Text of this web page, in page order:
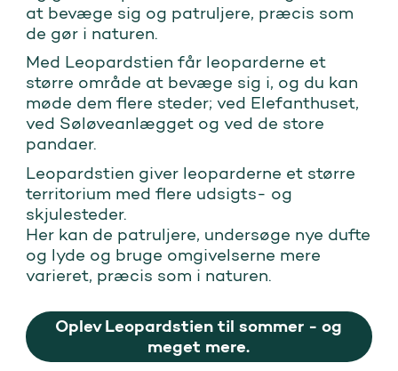
at bevæge sig og patruljere, præcis som
de gør i naturen.
Med Leopardstien får leoparderne et
større område at bevæge sig i, og du kan
møde dem flere steder; ved Elefanthuset,
ved Søløveanlægget og ved de store
pandaer.
Leopardstien giver leoparderne et større
territorium med flere udsigts- og
skjulesteder.
Her kan de patruljere, undersøge nye dufte
og lyde og bruge omgivelserne mere
varieret, præcis som i naturen.
Oplev Leopardstien til sommer - og
meget mere.